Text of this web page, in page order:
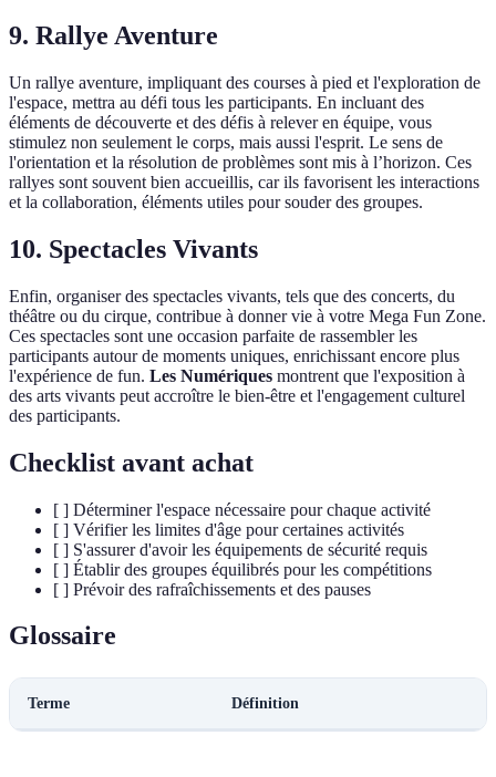
9. Rallye Aventure
Un rallye aventure, impliquant des courses à pied et l'exploration de
l'espace, mettra au défi tous les participants. En incluant des
éléments de découverte et des défis à relever en équipe, vous
stimulez non seulement le corps, mais aussi l'esprit. Le sens de
l'orientation et la résolution de problèmes sont mis à l’horizon. Ces
rallyes sont souvent bien accueillis, car ils favorisent les interactions
et la collaboration, éléments utiles pour souder des groupes.
10. Spectacles Vivants
Enfin, organiser des spectacles vivants, tels que des concerts, du
théâtre ou du cirque, contribue à donner vie à votre Mega Fun Zone.
Ces spectacles sont une occasion parfaite de rassembler les
participants autour de moments uniques, enrichissant encore plus
l'expérience de fun. Les Numériques montrent que l'exposition à
des arts vivants peut accroître le bien-être et l'engagement culturel
des participants.
Checklist avant achat
[ ] Déterminer l'espace nécessaire pour chaque activité
[ ] Vérifier les limites d'âge pour certaines activités
[ ] S'assurer d'avoir les équipements de sécurité requis
[ ] Établir des groupes équilibrés pour les compétitions
[ ] Prévoir des rafraîchissements et des pauses
Glossaire
Terme Définition